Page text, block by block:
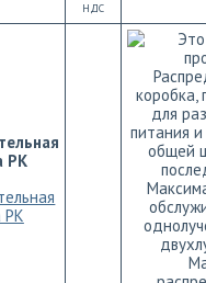
НДС
РК
коробка,
для
питания
общей